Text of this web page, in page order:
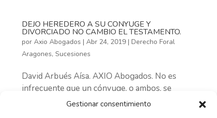
Gestionar consentimiento
DEJO HEREDERO A SU CONYUGE Y
DIVORCIADO NO CAMBIO EL TESTAMENTO.
por Axio Abogados | Abr 24, 2019| Derecho Foral
Aragones, Sucesiones
David Arbués Aísa. AXIO Abogados. No es
infrecuente que un cónyuge, o ambos, se
instituyan herederos en testamento. La